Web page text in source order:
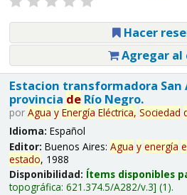
Hacer
Agregar al
Estacion transformadora San
provincia deRío Negro.
por Agua y Energía Eléctrica, Sociedad
Idioma: Español
Editor: Buenos Aires: Agua y energía
estado, 1988
Disponibilidad: Ítems disponibles
topográfica: 621.374.5/A282/v.3 (1).